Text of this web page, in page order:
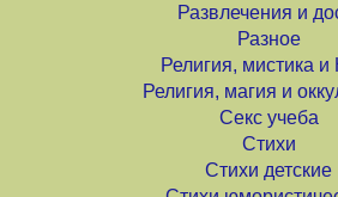
Развлечения и
Разное
Религия, мистика
Религия, магия и
Секс учеба
Стихи
Стихи детские